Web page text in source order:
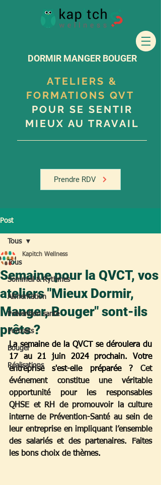
DORMIR MANGER BOUGER
ATELIERS &
FORMATIONS QVT
POUR SE SENTIR
MIEUX AU TRAVAIL
Prendre RDV
Post
Tous
Sommeil & Rythmes
Alimentation
Prévention santé
Portraits
Bouger
Réalisations
Tous
Semaine pour la QVCT, vos
ateliers "Mieux Dormir,
Manger, Bouger" sont-ils
prêts ?
Kapitch Wellness
La semaine de la QVCT se déroulera du
17 au 21 juin 2024 prochain. Votre
entreprise s'est-elle préparée ? Cet
événement constitue une véritable
opportunité pour les responsables
QHSE et RH de promouvoir la culture
interne de Prévention-Santé au sein de
leur entreprise en impliquant l’ensemble
des salariés et des partenaires. Faites
les bons choix de thèmes.